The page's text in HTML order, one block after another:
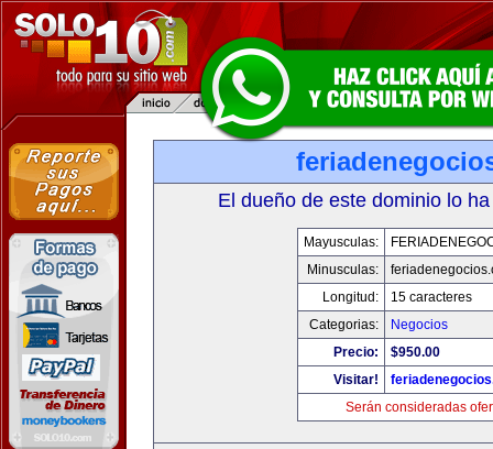
El dueño de este dominio lo
Mayusculas:
Minusculas:
Longitud:
15 caracteres
Categorias:
Negocios
Precio:
$950.00
Visitar!
Serán consideradas